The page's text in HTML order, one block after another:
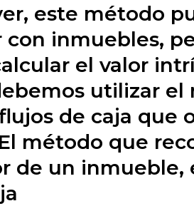
este método
con inmuebles,
el valor
utilizar el
de caja que
método que
de un inmueble,